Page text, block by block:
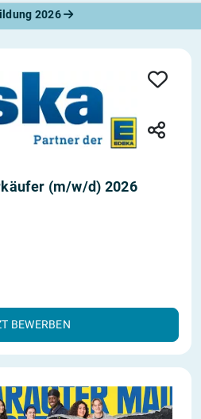
2026
(m/w/d) 2026
BEWERBEN